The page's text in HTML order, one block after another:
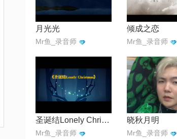
月光光
Mr鱼_录音师
倾成之恋
Mr鱼_录音师
圣诞结Lonely Christmas
Mr鱼_录音师
晓秋月明
Mr鱼_录音师